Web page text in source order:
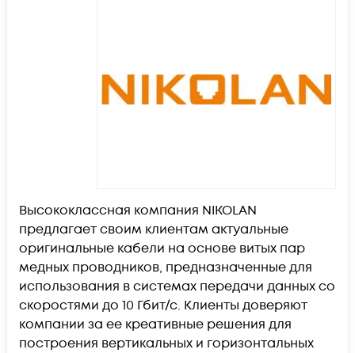
Высококлассная компания NIKOLAN
предлагает своим клиентам актуальные
оригинальные кабели на основе витых пар
медных проводников, предназначенные для
использования в системах передачи данных со
скоростями до 10 Гбит/с. Клиенты доверяют
компании за ее креативные решения для
построения вертикальных и горизонтальных